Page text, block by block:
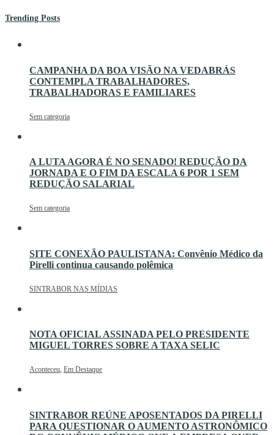
Trending Posts
CAMPANHA DA BOA VISÃO NA VEDABRÁS
CONTEMPLA TRABALHADORES,
TRABALHADORAS E FAMILIARES
Sem categoria
A LUTA AGORA É NO SENADO! REDUÇÃO DA
JORNADA E O FIM DA ESCALA 6 POR 1 SEM
REDUÇÃO SALARIAL
Sem categoria
SITE CONEXÃO PAULISTANA: Convênio Médico da
Pirelli continua causando polêmica
SINTRABOR NAS MÍDIAS
NOTA OFICIAL ASSINADA PELO PRESIDENTE
MIGUEL TORRES SOBRE A TAXA SELIC
Aconteceu, Em Destaque
SINTRABOR REÚNE APOSENTADOS DA PIRELLI
PARA QUESTIONAR O AUMENTO ASTRONÔMICO